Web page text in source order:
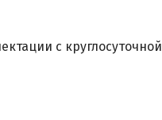
с круглосуточной